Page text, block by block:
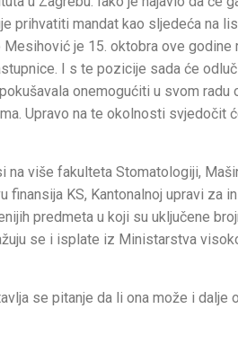
prihvatiti mandat kao sljedeća na
je 15. oktobra ove godine
I s te pozicije sada će
onemogućiti u svom
Upravo na te okolnosti svjedočit
više fakulteta Stomatologiji,
finansija KS, Kantonalnoj upravi za
predmeta u koji su uključene
se i isplate iz Ministarstva
se pitanje da li ona može i dalje